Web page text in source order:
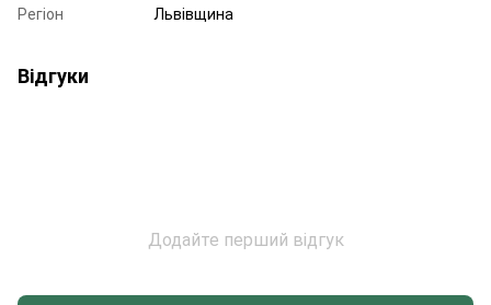
Регіон Львівщина
Відгуки
Додайте перший відгук